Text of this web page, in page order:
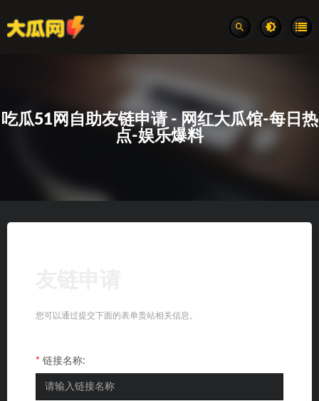
吃瓜51网自助友链申请 - 网红大瓜馆-每日热
点-娱乐爆料
您可以通过提交下面的表单贵站相关信息。
* 链接名称: